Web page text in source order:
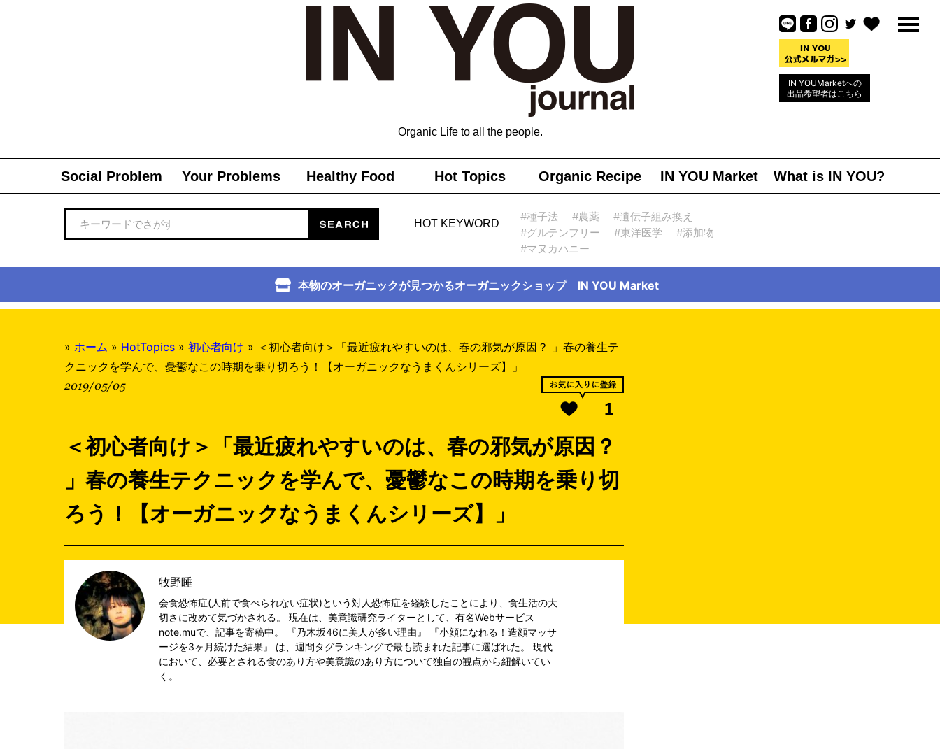
IN YOUMarketへの
出品希望者はこちら
Organic Life to all the people.
Social Problem Your Problems Healthy Food Hot Topics Organic Recipe IN YOU Market What is IN YOU?
HOT KEYWORD
#種子法 #農薬
#遺伝子組み換え
#グルテンフリー
#東洋医学
#添加物
#マヌカハニー
本物のオーガニックが見つかるオーガニックショップ IN YOU Market
» ホーム » HotTopics » 初心者向け » ＜初心者向け＞「最近疲れやすいのは、春の邪気が原因？ 」春の養生テ
クニックを学んで、憂鬱なこの時期を乗り切ろう！【オーガニックなうまくんシリーズ】」
2019/05/05
1
＜初心者向け＞「最近疲れやすいのは、春の邪気が原因？
」春の養生テクニックを学んで、憂鬱なこの時期を乗り切
ろう！【オーガニックなうまくんシリーズ】」
牧野睡
会食恐怖症(人前で食べられない症状)という対人恐怖症を経験したことにより、食生活の大
切さに改めて気づかされる。 現在は、美意識研究ライターとして、有名Webサービス
note.muで、記事を寄稿中。 『乃木坂46に美人が多い理由』 『小顔になれる！造顔マッサ
ージを3ヶ月続けた結果』 は、週間タグランキングで最も読まれた記事に選ばれた。 現代
において、必要とされる食のあり方や美意識のあり方について独自の観点から紐解いてい
く。